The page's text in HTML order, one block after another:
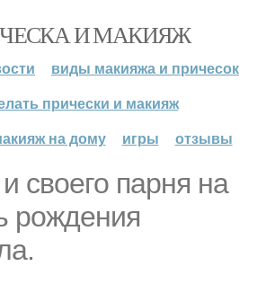
И МАКИЯЖ
виды макияжа и причесок
прически и макияж
на дому
игры отзывы
своего парня на
рождения